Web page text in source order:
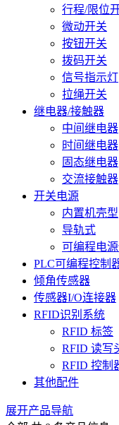
行程/限位
微动开关
按钮开关
拨码开关
信号指示灯
拉绳开关
继电器/接触器
中间继电器
时间继电器
固态继电器
交流接触器
开关电源
内置机壳型
导轨式
可编程电
PLC可编程控制
倾角传感器
传感器I/O连接器
RFID识别系统
RFID 标签
RFID 读写
RFID 控制
其他配件
展开产品导航